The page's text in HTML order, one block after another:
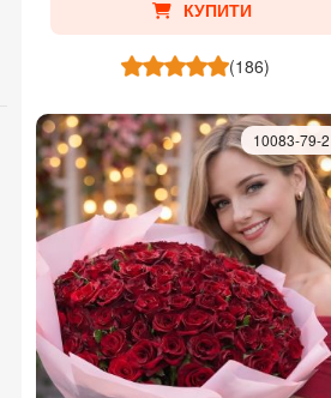
КУПИТИ
(186)
10083-79-2